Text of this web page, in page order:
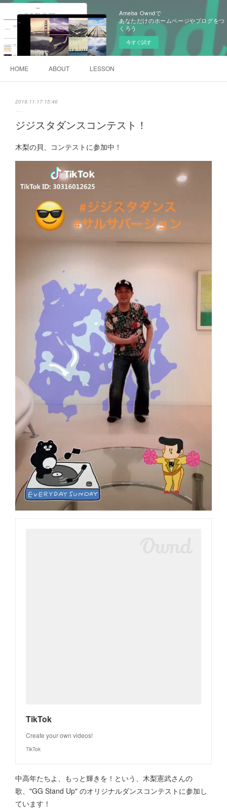
Ameba Owndで
あなただけのホームページやブログをつ
くろう
今すぐ試す
HOME ABOUT LESSON
2019.11.17 15:46
ジジスタダンスコンテスト！
木梨の貝、コンテストに参加中！
TikTok
Create your own videos!
TikTok
中高年たちよ、もっと輝きを！という、木梨憲武さんの
歌、"GG Stand Up" のオリジナルダンスコンテストに参加し
ています！